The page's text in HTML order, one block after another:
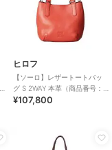
ヒロフ
【ソーロ】レザートートバッ
グ S 2WAY 本革（商品番号：
P25-20434）
¥107,800